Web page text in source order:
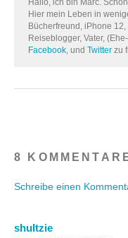
Hallo, ich bin Marc.
Hier mein Leben in
Bücherfreund, iPhone
Reiseblogger, Vater,
Facebook, und Twitter zu
8
Schreibe einen
shultzie